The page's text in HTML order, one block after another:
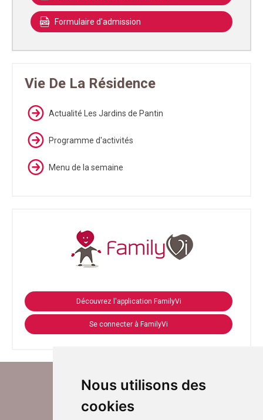
Nous utilisons des
cookies
Formulaire d'admission
Vie De La Résidence
Actualité Les Jardins de Pantin
Programme d'activités
Menu de la semaine
Découvrez l'application FamilyVi
Se connecter à FamilyVi